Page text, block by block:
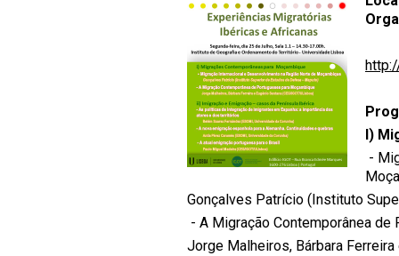
I)
-
Gonçalves Patrício (Instituto
- A Migração Contemporânea
Jorge Malheiros, Bárbara